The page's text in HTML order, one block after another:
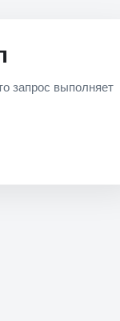
запрос выполняет